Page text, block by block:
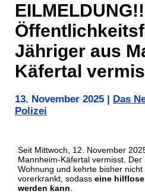
Jähriger aus
Käfertal
13. November 2025 Das
Polizei
Seit Mittwoch, 12. November
Mannheim-Käfertal vermisst.
Wohnung und kehrte bisher
vorerkrankt, sodass eine
werden kann.